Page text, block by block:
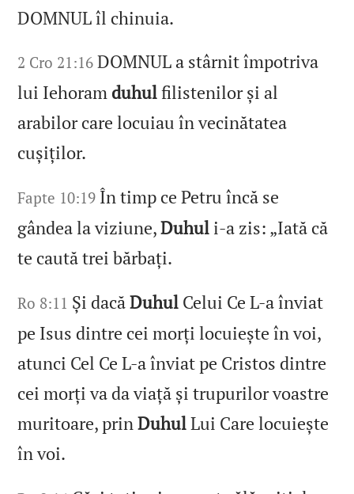
DOMNUL îl chinuia.
2 Cro 21:16 DOMNUL a stârnit împotriva
lui Iehoram duhulfilistenilor și al
arabilor care locuiau în vecinătatea
cușiților.
Fapte 10:19 În timp ce Petru încă se
gândea la viziune,Duhul i‑a zis: „Iată că
te caută trei bărbați.
Ro 8:11 Și dacăDuhul Celui Ce L‑a înviat
pe Isus dintre cei morți locuiește în voi,
atunci Cel Ce L‑a înviat pe Cristos dintre
cei morți va da viață și trupurilor voastre
muritoare, prinDuhulLui Care locuiește
în voi.